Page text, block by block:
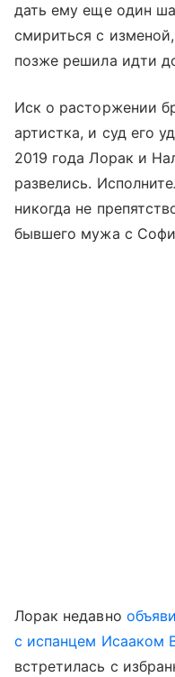
дать ему еще один
смириться с
позже решила идти
Иск о расторжении
артистка, и суд его
2019 года Лорак и
развелись.
никогда не
бывшего мужа с
Лорак недавно
с испанцем Исааком
встретилась с